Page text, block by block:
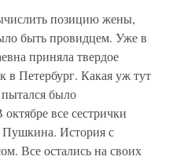
позицию жены,
быть провидцем. Уже в
приняла твердое
в Петербург. Какая уж тут
было
все сестрички
Пушкина. История с
Все остались на своих